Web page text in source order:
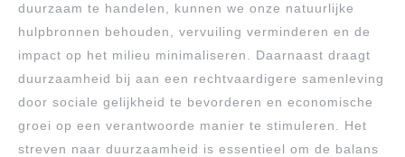
duurzaam te handelen, kunnen we onze natuurlijke
hulpbronnen behouden, vervuiling verminderen en de
impact op het milieu minimaliseren. Daarnaast draagt
duurzaamheid bij aan een rechtvaardigere samenleving
door sociale gelijkheid te bevorderen en economische
groei op een verantwoorde manier te stimuleren. Het
streven naar duurzaamheid is essentieel om de balans